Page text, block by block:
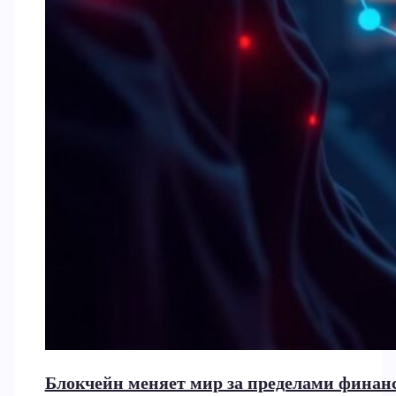
Блокчейн меняет мир за пределами